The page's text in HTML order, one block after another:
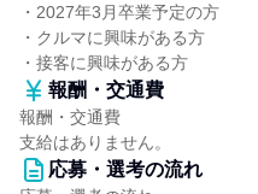
・2027年3月卒業予定の方
・クルマに興味がある方
・接客に興味がある方
報酬・交通費
報酬・交通費
支給はありません。
応募・選考の流れ